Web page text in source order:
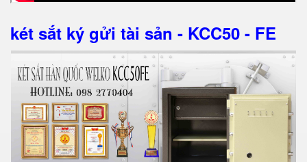
két sắt ký gửi tài sản - KCC50 - FE